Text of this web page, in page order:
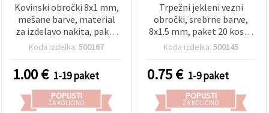
Kovinski obročki 8x1 mm,
mešane barve, material
za izdelavo nakita, paket
50 kosov
Koda izdelka:500167
1.00€ 1-19 paket
POPUSTI
ZA KOLIČINO
Trpežni jekleni vezni
obročki, srebrne barve,
8x1.5 mm, paket 20 kosov
– idealni za varne
nakita ter DIY in hobi
ustvarjanju
Koda izdelka:500145
0.75€ 1-9 paket
POPUSTI
ZA KOLIČINO